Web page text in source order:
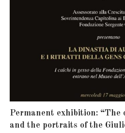
Permanent exhibition:
and the portraits of the